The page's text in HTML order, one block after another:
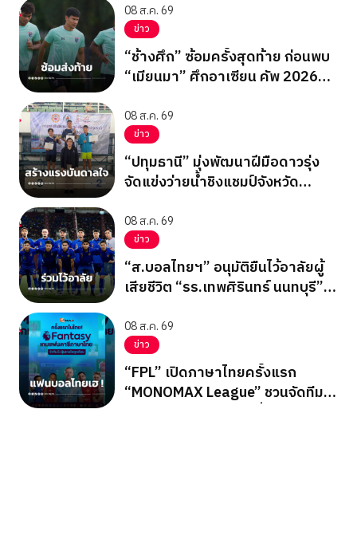
08 ส.ค. 69
ข่าว
“ช้างศึก” ซ้อมครั้งสุดท้าย ก่อนพบ
“เมียนมา” ศึกอาเซียน คัพ 2026
08 ส.ค. 69
ข่าว
“ปทุมธานี” มุ่งพัฒนาฝีมือดาวรุ่ง
จัดแข่งว่ายน้ำชิงแชมป์จังหวัด
08 ส.ค. 69
ข่าว
“ส.บอลไทยฯ” อนุมัติยืนไว้อาลัยผู้
เสียชีวิต “รร.เทพศิรินทร์ นนทบุรี”
08 ส.ค. 69
ข่าว
“FPL” เปิดภาษาไทยครั้งแรก
“MONOMAX League” ชวนจัดทีม